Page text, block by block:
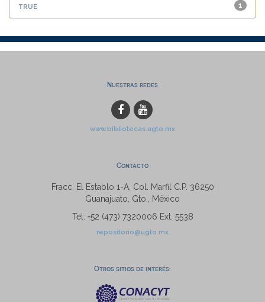
1
true
Nuestras redes
www.bibliotecas.ugto.mx
Contacto
Fracc. El Establo 1-A, Col. Marfil C.P. 36250
Guanajuato, Gto., México
Tel: +52 (473) 7320006 Ext. 5538
repositorio@ugto.mx
Otros sitios de interés: